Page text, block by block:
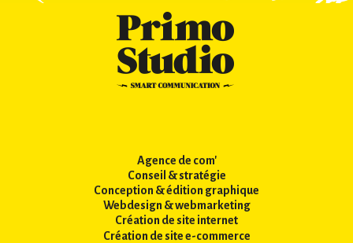
Agence de com'
Conseil & stratégie
Conception & édition graphique
Webdesign & webmarketing
Création de site internet
Création de site e-commerce